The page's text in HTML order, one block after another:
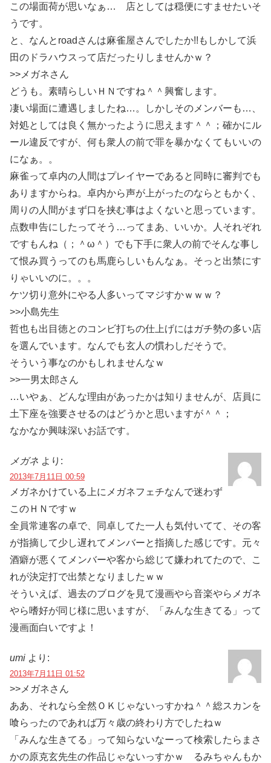
この場面荷が思いなぁ… 店としては穏便にすませたいそ
うです。
と、なんとroadさんは麻雀屋さんでしたか!!もしかして浜
田のドラハウスって店だったりしませんかｗ？
>>メガネさん
どうも。素晴らしいＨＮですね＾＾興奮します。
凄い場面に遭遇しましたね…。しかしそのメンバーも…、
対処としては良く無かったように思えます＾＾；確かにル
ール違反ですが、何も衆人の前で罪を暴かなくてもいいの
になぁ。。
麻雀って卓内の人間はプレイヤーであると同時に審判でも
ありますからね。卓内から声が上がったのならともかく、
周りの人間がまず口を挟む事はよくないと思っています。
点数申告にしたってそう…ってまあ、いいか。人それぞれ
ですもんね（；＾ω＾）でも下手に衆人の前でそんな事し
て恨み買うってのも馬鹿らしいもんなぁ。そっと出禁にす
りゃいいのに。。。
ケツ切り意外にやる人多いってマジすかｗｗｗ？
>>小島先生
哲也も出目徳とのコンビ打ちの仕上げにはガチ勢の多い店
を選んでいます。なんでも玄人の慣わしだそうで。
そういう事なのかもしれませんなｗ
>>一男太郎さん
…いやぁ、どんな理由があったかは知りませんが、店員に
土下座を強要させるのはどうかと思いますが＾＾；
なかなか興味深いお話です。
メガネ より:
2013年7月11日 00:59
メガネかけている上にメガネフェチなんで迷わず
このＨＮですｗ
全員常連客の卓で、同卓してた一人も気付いてて、その客
が指摘して少し遅れてメンバーと指摘した感じです。元々
酒癖が悪くてメンバーや客から総じて嫌われてたので、こ
れが決定打で出禁となりましたｗｗ
そういえば、過去のブログを見て漫画やら音楽やらメガネ
やら嗜好が同じ様に思いますが、「みんな生きてる」って
漫画面白いですよ！
umi より:
2013年7月11日 01:52
>>メガネさん
ああ、それなら全然ＯＫじゃないっすかね＾＾総スカンを
喰らったのであれば万々歳の終わり方でしたねｗ
「みんな生きてる」って知らないなーって検索したらまさ
かの原克玄先生の作品じゃないっすかｗ るみちゃんもか